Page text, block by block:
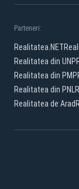
Parteneri:
Realitatea.NET
Realitatea din
Realitatea din PMP
Realitatea din PNL
Realitatea de Arad